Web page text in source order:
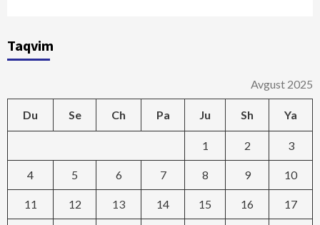
Taqvim
Avgust 2025
Du Se Ch Pa Ju Sh Ya
1 2 3
4 5 6 7 8 9 10
11 12 13 14 15 16 17